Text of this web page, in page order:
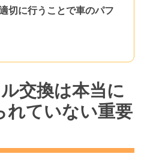
切に行うことで車のパフ
交換は本当に
れていない重要